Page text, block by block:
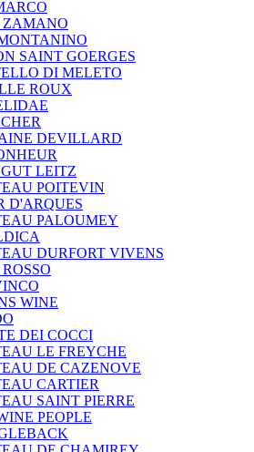
SAINT GOERGES
DI MELETO
ROUX
DEVILLARD
LEITZ
POITEVIN
D'ARQUES
PALOUMEY
DURFORT VIVENS
WINE
DEI COCCI
LE FREYCHE
DE CAZENOVE
CARTIER
SAINT PIERRE
PEOPLE